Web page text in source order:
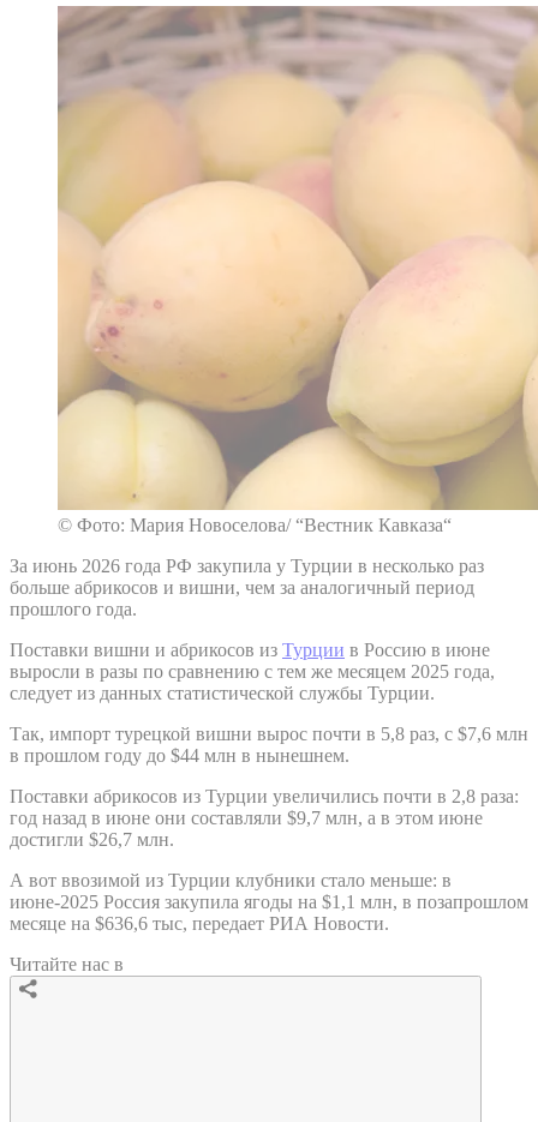
© Фото: Мария Новоселова/ “Вестник Кавказа“
За июнь 2026 года РФ закупила у Турции в несколько раз
больше абрикосов и вишни, чем за аналогичный период
прошлого года.
Поставки вишни и абрикосов из Турции в Россию в июне
выросли в разы по сравнению с тем же месяцем 2025 года,
следует из данных статистической службы Турции.
Так, импорт турецкой вишни вырос почти в 5,8 раз, с $7,6 млн
в прошлом году до $44 млн в нынешнем.
Поставки абрикосов из Турции увеличились почти в 2,8 раза:
год назад в июне они составляли $9,7 млн, а в этом июне
достигли $26,7 млн.
А вот ввозимой из Турции клубники стало меньше: в
июне-2025 Россия закупила ягоды на $1,1 млн, в позапрошлом
месяце на $636,6 тыс, передает РИА Новости.
Читайте нас в